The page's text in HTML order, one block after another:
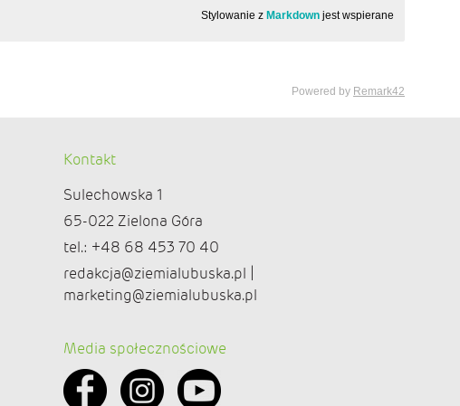
Kontakt
Sulechowska 1
65-022 Zielona Góra
tel.: +48 68 453 70 40
redakcja@ziemialubuska.pl |
marketing@ziemialubuska.pl
Media społecznościowe